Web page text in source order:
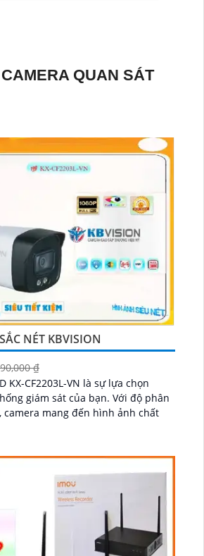
QUAN SÁT
NÉT KBVISION
₫
KX-CF2203L-VN là sự lựa chọn
sát của bạn. Với độ phân
camera mang đến hình ảnh chất